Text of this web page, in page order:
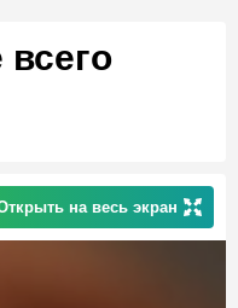
на весь экран